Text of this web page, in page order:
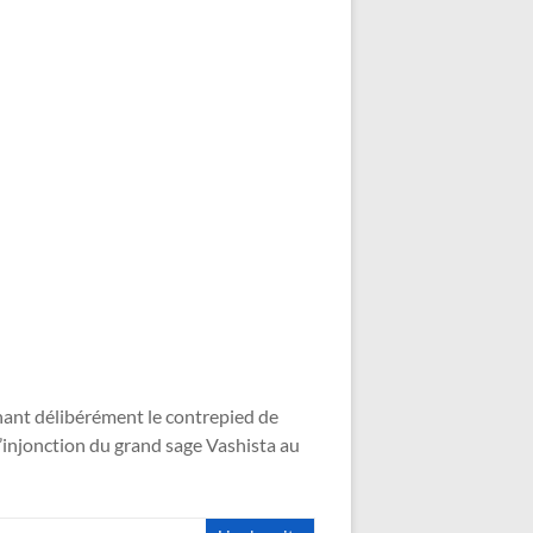
délibérément le contrepied de
du grand sage Vashista au